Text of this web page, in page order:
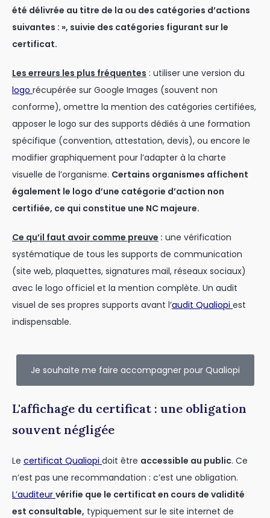
été délivrée au titre de la ou des catégories d’actions
suivantes : », suivie des catégories figurant sur le
certificat.
Les erreurs les plus fréquentes : utiliser une version du
logo récupérée sur Google Images (souvent non
conforme), omettre la mention des catégories certifiées,
apposer le logo sur des supports dédiés à une formation
spécifique (convention, attestation, devis), ou encore le
modifier graphiquement pour l’adapter à la charte
visuelle de l’organisme. Certains organismes affichent
également le logo d’une catégorie d’action non
certifiée, ce qui constitue une NC majeure.
Ce qu’il faut avoir comme preuve : une vérification
systématique de tous les supports de communication
(site web, plaquettes, signatures mail, réseaux sociaux)
avec le logo officiel et la mention complète. Un audit
visuel de ses propres supports avant l’audit Qualiopi est
indispensable.
Je souhaite me faire accompagner pour Qualiopi
L'affichage du certificat : une obligation
souvent négligée
Le certificat Qualiopi doit être accessible au public. Ce
n’est pas une recommandation : c’est une obligation.
L’auditeur vérifie que le certificat en cours de validité
est consultable, typiquement sur le site internet de